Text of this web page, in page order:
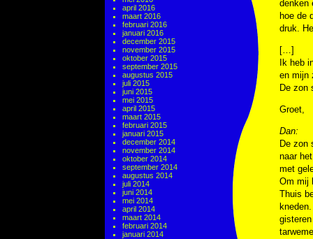
april 2016
maart 2016
februari 2016
januari 2016
december 2015
november 2015
oktober 2015
september 2015
augustus 2015
juli 2015
juni 2015
mei 2015
april 2015
maart 2015
februari 2015
januari 2015
december 2014
november 2014
oktober 2014
september 2014
augustus 2014
juli 2014
juni 2014
mei 2014
april 2014
maart 2014
februari 2014
januari 2014
denken
hoe de
druk.
[…]
Ik heb
en mijn
De zon
Groet,
Dan:
De zon
naar
met
Om mij
Thuis